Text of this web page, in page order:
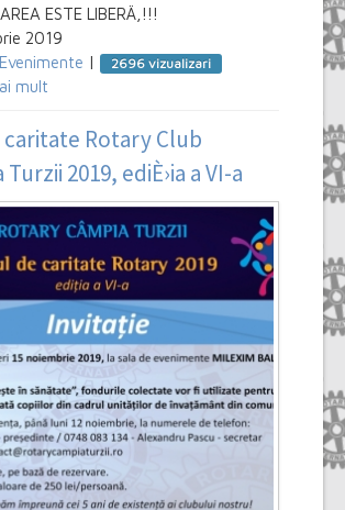
ESTE LIBERÄ‚!!!
2019
Evenimente | 2696 vizualizari
mult
Rotary Club
Turzii 2019, ediÈ›ia a VI-a